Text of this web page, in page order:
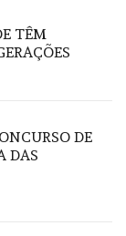
TÊM
DE
DAS